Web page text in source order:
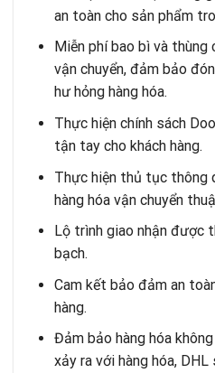
an toàn cho sản phẩm
Miễn phí bao bì và
vận chuyển, đảm bảo
hư hỏng hàng hóa.
Thực hiện chính sách
tận tay cho khách hàng.
Thực hiện thủ tục thông
hàng hóa vận chuyển
Lộ trình giao nhận được
bạch.
Cam kết bảo đảm an
hàng.
Đảm bảo hàng hóa
xảy ra với hàng hóa,